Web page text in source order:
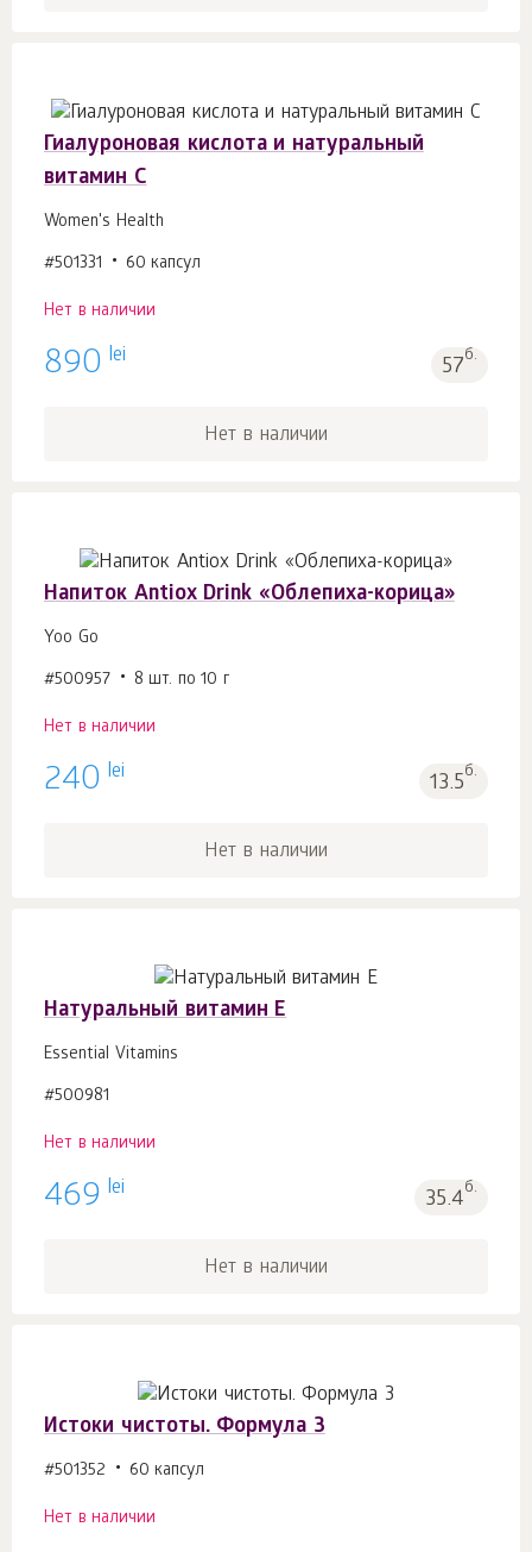
Гиалуроновая кислота и натуральный
витамин С
Women's Health
#501331 60 капсул
Нет в наличии
890 lei 57б.
Нет в наличии
Напиток Antiox Drink «Облепиха-корица»
Yoo Gо
#500957 8 шт. по 10 г
Нет в наличии
240 lei 13.5б.
Нет в наличии
Натуральный витамин Е
Essential Vitamins
#500981
Нет в наличии
469 lei 35.4б.
Нет в наличии
Истоки чистоты. Формула 3
#501352 60 капсул
Нет в наличии